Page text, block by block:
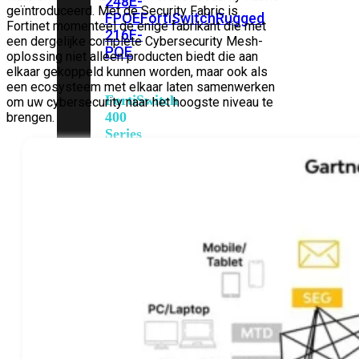
FPOEFortiSwitchRugged
216F-
POE
FortiSwitch
400
Series
FortiSwitch
FortiSwitch
FortiSwitch
geïntroduceerd. Met de Security Fabric is
Fortinet momenteel de enige fabrikant die met
een dergelijke complete Cybersecurity Mesh-
oplossing niet alleen producten biedt die aan
elkaar gekoppeld kunnen worden, maar ook als
een ecosysteem met elkaar laten samenwerken
om uw cybersecurity naar het hoogste niveau te
brengen.